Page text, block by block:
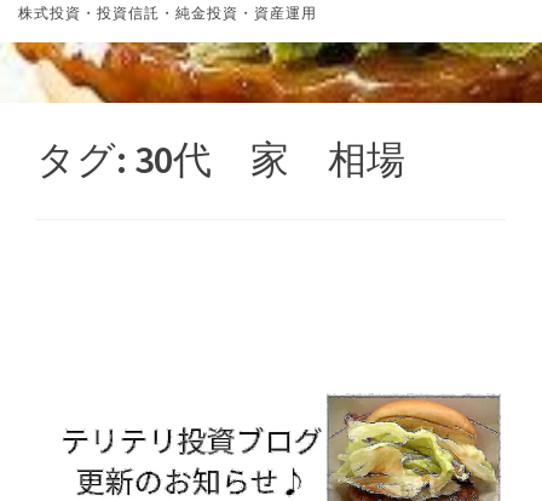
株式投資・投資信託・純金投資・資産運用
タグ: 30代 家 相場